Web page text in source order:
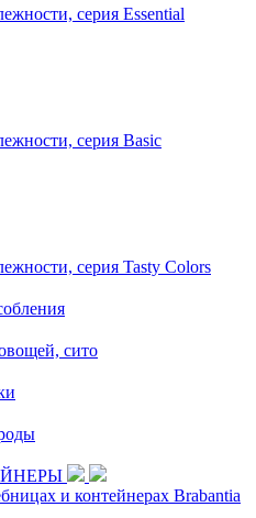
серия Essential
серия Basic
серия Tasty Colors
сито
и контейнерах Brabantia